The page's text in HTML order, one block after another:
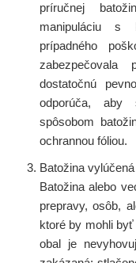
príručnej
manipuláciu s
prípadného
zabezpečovala
dostatočnú
odporúča, aby
spôsobom
ochrannou fóliou.
Batožina
Batožina alebo
prepravy, osôb,
ktoré by mohli
obal je